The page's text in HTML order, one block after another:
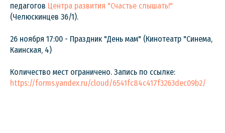
педагогов Центра развития "Счастье слышать!"
(Челюскинцев 36/1).
26 ноября 17:00 - Праздник "День мам" (Кинотеатр "Синема,
Каинская, 4)
Количество мест ограничено. Запись по ссылке:
https://forms.yandex.ru/cloud/6541fc84c417f3263dec09b2/